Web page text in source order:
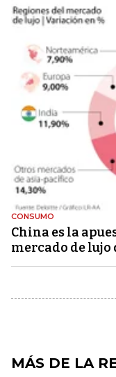
CONSUMO
China es la
mercado de lujo
MÁS DE LA